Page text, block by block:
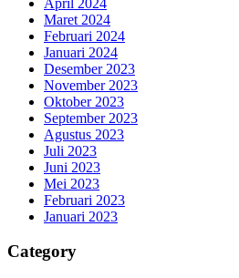
Maret 2024
Februari 2024
Januari 2024
Desember 2023
November 2023
Oktober 2023
September 2023
Agustus 2023
Juli 2023
Juni 2023
Mei 2023
Februari 2023
Januari 2023
Category